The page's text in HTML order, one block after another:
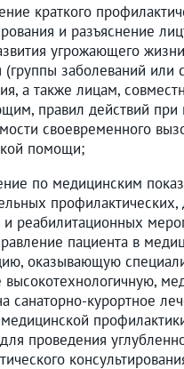
краткого
и разъяснение
угрожающего
(группы заболеваний или
а также лицам,
правил действий при
своевременного
помощи;
по медицинским
профилактических,
реабилитационных
пациента в
оказывающую
высокотехнологичную,
санаторно-курортное
проведения